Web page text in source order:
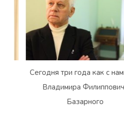
Ушёл из жизни Владимир
Юрьевич Гармаш